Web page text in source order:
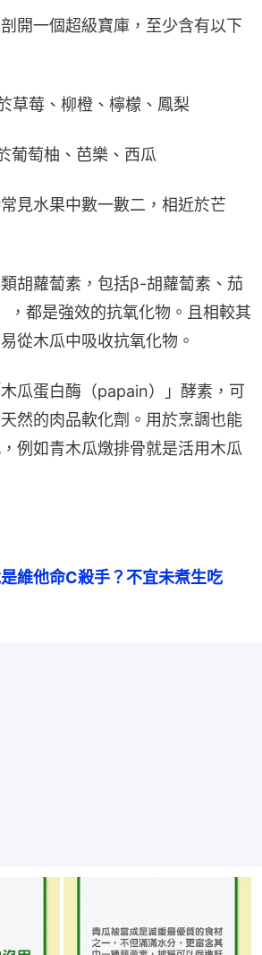
開一個超級寶庫，至少含有以下
草莓、柳橙、檸檬、鳳梨
葡萄柚、芭樂、西瓜
見水果中數一數二，相近於芒
胡蘿蔔素，包括β-胡蘿蔔素、茄
，都是強效的抗氧化物。且相較其
從木瓜中吸收抗氧化物。
瓜蛋白酶（papain）」酵素，可
然的肉品軟化劑。用於烹調也能
例如青木瓜燉排骨就是活用木瓜
維他命C殺手？不宜未煮生吃